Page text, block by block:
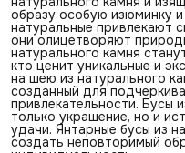
образу особую изюминку
натуральные привлекают
они олицетворяют
натурального камня
кто ценит уникальные и
на шею из натурального
созданный для
привлекательности. Бусы
только украшение, но и
удачи. Янтарные бусы из
создать неповторимый